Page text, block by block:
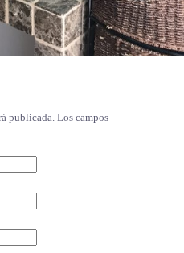
publicada. Los campos